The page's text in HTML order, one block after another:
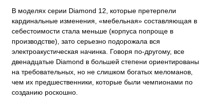
В моделях серии Diamond 12, которые претерпели
кардинальные изменения, «мебельная» составляющая в
себестоимости стала меньше (корпуса попроще в
производстве), зато серьезно подорожала вся
электроакустическая начинка. Говоря по-другому, все
двенадцатые Diamond в большей степени ориентированы
на требовательных, но не слишком богатых меломанов,
чем их предшественники, которые были чемпионами по
созданию роскошно.